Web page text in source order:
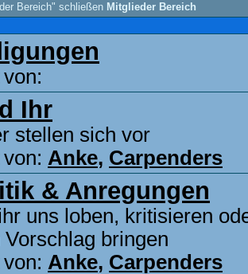
Mitglieder Bereich
Ihr
stellen sich vor
Anke, Carpenders
& Anregungen
uns loben, kritisieren
bringen
Anke, Carpenders